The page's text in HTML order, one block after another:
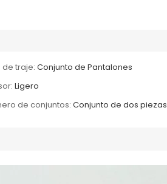
de traje: Conjunto de Pantalones
Ligero
de conjuntos: Conjunto de dos piezas